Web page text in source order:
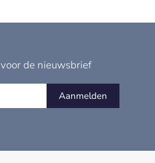
de nieuwsbrief
Aanmelden